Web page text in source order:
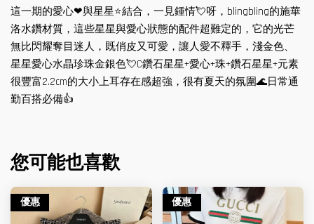
這一期的愛心❤與星星⭐️結合，一見鍾情💘呀，blingbling的施華
洛水鑽材質，這些星星與愛心狀態的配件超難定的，它的光芒
無比閃耀奪目迷人，既俏皮又可愛，讓人愛不釋手，淺金色、
星星愛心水晶珍珠金銀色💘C鑽石星星+愛心+珠+鑽石星星+元素
很豐富2.2cm的大小上耳存在感超強，很有夏天的氛圍🌊日常通
勤百搭必備👍
您可能也喜歡
優惠 優惠